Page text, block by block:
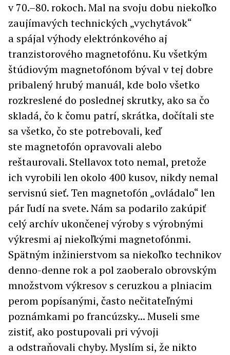
v 70.–80. rokoch. Mal na svoju dobu niekoľko
zaujímavých technických „vychytávok“
a spájal výhody elektrónkového aj
tranzistorového magnetofónu. Ku všetkým
štúdiovým magnetofónom býval v tej dobre
pribalený hrubý manuál, kde bolo všetko
rozkreslené do poslednej skrutky, ako sa čo
skladá, čo k čomu patrí, skrátka, dočítali ste
sa všetko, čo ste potrebovali, keď
ste magnetofón opravovali alebo
reštaurovali. Stellavox toto nemal, pretože
ich vyrobili len okolo 400 kusov, nikdy nemal
servisnú sieť. Ten magnetofón „ovládalo“ len
pár ľudí na svete. Nám sa podarilo zakúpiť
celý archív ukončenej výroby s výrobnými
výkresmi aj niekoľkými magnetofónmi.
Spätným inžinierstvom sa niekoľko technikov
denno-denne rok a pol zaoberalo obrovským
množstvom výkresov s ceruzkou a plniacim
perom popísanými, často nečitateľnými
poznámkami po francúzsky... Museli sme
zistiť, ako postupovali pri vývoji
a odstraňovali chyby. Myslím si, že nikto